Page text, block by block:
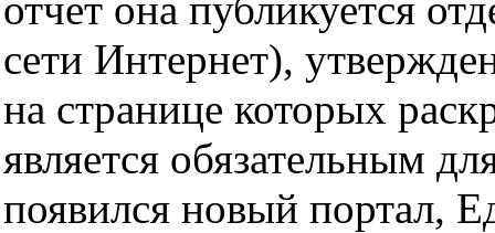
отчет она публикуется
сети Интернет),
на странице которых
является обязательным
появился новый портал,